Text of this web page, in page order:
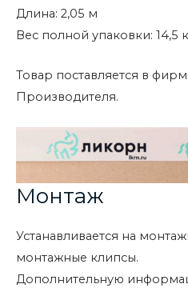
Длина: 2,05 м
Вес полной упаковки: 14,5
Товар поставляется в
Производителя.
Монтаж
Устанавливается на
монтажные клипсы.
Дополнительную